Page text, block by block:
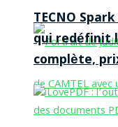
TECNO
qui redéfinit
complète,